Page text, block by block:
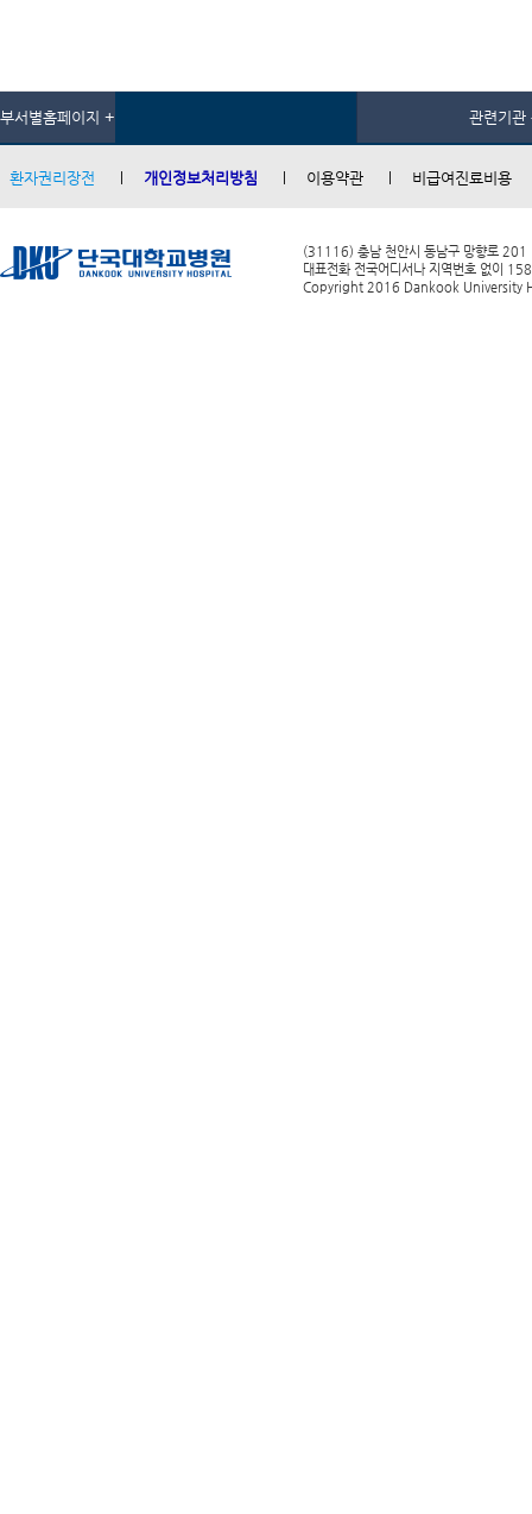
부서별홈페이지 + 관련기관
환자권리장전 개인정보처리방침 이용약관 비급여진료비용
(31116) 충남 천안시 동남구 망향로 201
대표전화 전국어디서나 지역번호 없이
Copyright 2016 Dankook University